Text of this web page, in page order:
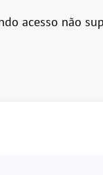
acesso não